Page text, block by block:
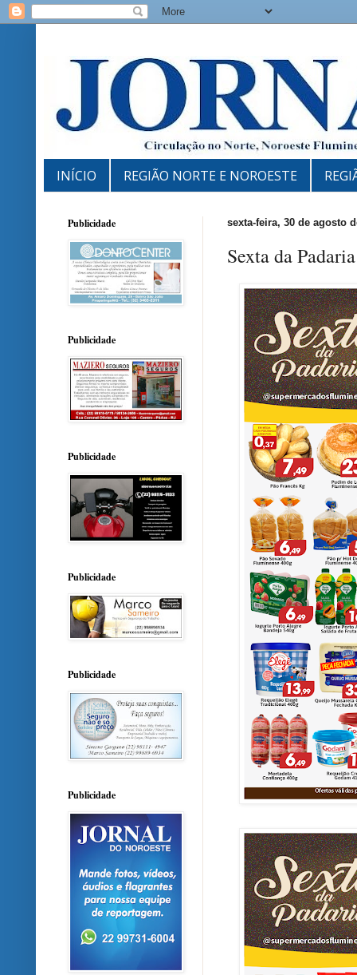
INÍCIO REGIÃO NORTE E NOROESTE
sexta-feira, 30 de agosto
Sexta da
Publicidade
Publicidade
Publicidade
Publicidade
Publicidade
Publicidade